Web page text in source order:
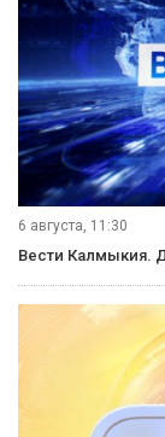
6 августа, 11:30
Вести Калмыкия.